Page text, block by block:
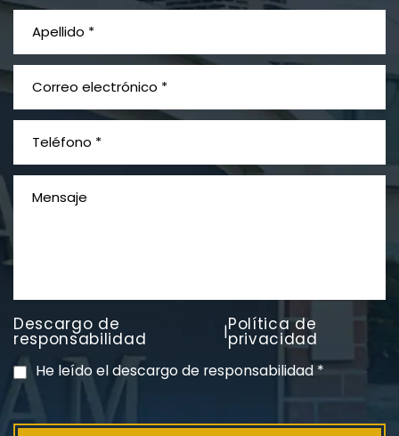
Exposición
Descargo de
responsabilidad |Política de
privacidad
He leído el descargo de responsabilidad*